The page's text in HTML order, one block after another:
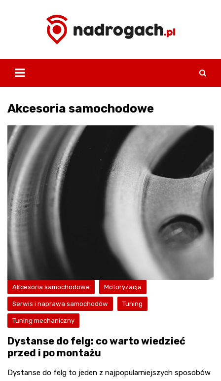
Akcesoria samochodowe
Akcesoria samochodowe Motoryzacja
Serwis i naprawa samochodów Tuning
Tuning mechaniczny
Dystanse do felg: co warto wiedzieć
przed i po montażu
Dystanse do felg to jeden z najpopularniejszych sposobów